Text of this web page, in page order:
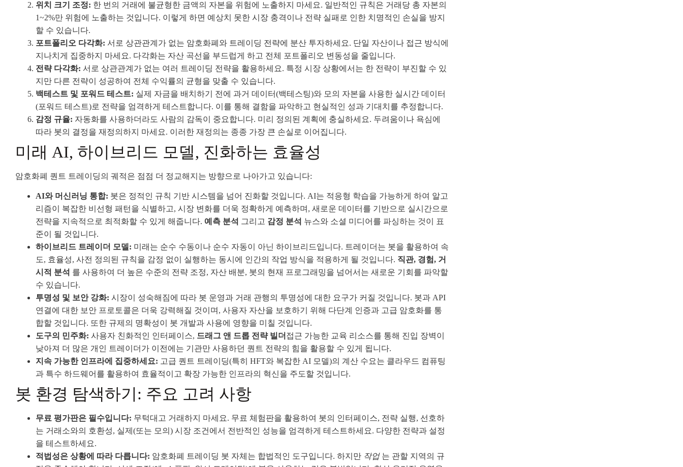
위치 크기 조정: 한 번의 거래에 불균형한 금액의 자본을 위험에 노출하지 마세요. 일반적인 규칙은 거래당 총 자본의
1~2%만 위험에 노출하는 것입니다. 이렇게 하면 예상치 못한 시장 충격이나 전략 실패로 인한 치명적인 손실을 방지
할 수 있습니다.
포트폴리오 다각화: 서로 상관관계가 없는 암호화폐와 트레이딩 전략에 분산 투자하세요. 단일 자산이나 접근 방식에
지나치게 집중하지 마세요. 다각화는 자산 곡선을 부드럽게 하고 전체 포트폴리오 변동성을 줄입니다.
전략 다각화: 서로 상관관계가 없는 여러 트레이딩 전략을 활용하세요. 특정 시장 상황에서는 한 전략이 부진할 수 있
지만 다른 전략이 성공하여 전체 수익률의 균형을 맞출 수 있습니다.
백테스트 및 포워드 테스트: 실제 자금을 배치하기 전에 과거 데이터(백테스팅)와 모의 자본을 사용한 실시간 데이터
(포워드 테스트)로 전략을 엄격하게 테스트합니다. 이를 통해 결함을 파악하고 현실적인 성과 기대치를 추정합니다.
감정 규율: 자동화를 사용하더라도 사람의 감독이 중요합니다. 미리 정의된 계획에 충실하세요. 두려움이나 욕심에
따라 봇의 결정을 재정의하지 마세요. 이러한 재정의는 종종 가장 큰 손실로 이어집니다.
미래 AI, 하이브리드 모델, 진화하는 효율성
암호화폐 퀀트 트레이딩의 궤적은 점점 더 정교해지는 방향으로 나아가고 있습니다:
AI와 머신러닝 통합: 봇은 정적인 규칙 기반 시스템을 넘어 진화할 것입니다. AI는 적응형 학습을 가능하게 하여 알고
리즘이 복잡한 비선형 패턴을 식별하고, 시장 변화를 더욱 정확하게 예측하며, 새로운 데이터를 기반으로 실시간으로
전략을 지속적으로 최적화할 수 있게 해줍니다. 예측 분석 그리고 감정 분석 뉴스와 소셜 미디어를 파싱하는 것이 표
준이 될 것입니다.
하이브리드 트레이더 모델: 미래는 순수 수동이나 순수 자동이 아닌 하이브리드입니다. 트레이더는 봇을 활용하여 속
도, 효율성, 사전 정의된 규칙을 감정 없이 실행하는 동시에 인간의 작업 방식을 적용하게 될 것입니다. 직관, 경험, 거
시적 분석 를 사용하여 더 높은 수준의 전략 조정, 자산 배분, 봇의 현재 프로그래밍을 넘어서는 새로운 기회를 파악할
수 있습니다.
투명성 및 보안 강화: 시장이 성숙해짐에 따라 봇 운영과 거래 관행의 투명성에 대한 요구가 커질 것입니다. 봇과 API
연결에 대한 보안 프로토콜은 더욱 강력해질 것이며, 사용자 자산을 보호하기 위해 다단계 인증과 고급 암호화를 통
합할 것입니다. 또한 규제의 명확성이 봇 개발과 사용에 영향을 미칠 것입니다.
도구의 민주화: 사용자 친화적인 인터페이스, 드래그 앤 드롭 전략 빌더 접근 가능한 교육 리소스를 통해 진입 장벽이
낮아져 더 많은 개인 트레이더가 이전에는 기관만 사용하던 퀀트 전략의 힘을 활용할 수 있게 됩니다.
지속 가능한 인프라에 집중하세요: 고급 퀀트 트레이딩(특히 HFT와 복잡한 AI 모델)의 계산 수요는 클라우드 컴퓨팅
과 특수 하드웨어를 활용하여 효율적이고 확장 가능한 인프라의 혁신을 주도할 것입니다.
봇 환경 탐색하기: 주요 고려 사항
무료 평가판은 필수입니다: 무턱대고 거래하지 마세요. 무료 체험판을 활용하여 봇의 인터페이스, 전략 실행, 선호하
는 거래소와의 호환성, 실제(또는 모의) 시장 조건에서 전반적인 성능을 엄격하게 테스트하세요. 다양한 전략과 설정
을 테스트하세요.
적법성은 상황에 따라 다릅니다: 암호화폐 트레이딩 봇 자체는 합법적인 도구입니다. 하지만 작업는 관할 지역의 규